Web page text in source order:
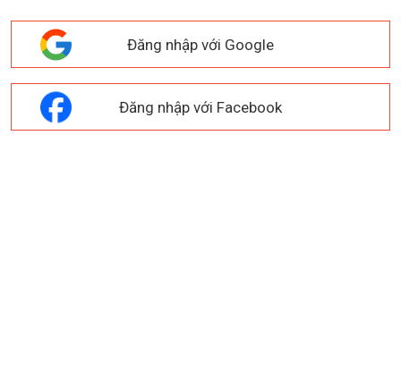
Đăng nhập với Google
Đăng nhập với Facebook